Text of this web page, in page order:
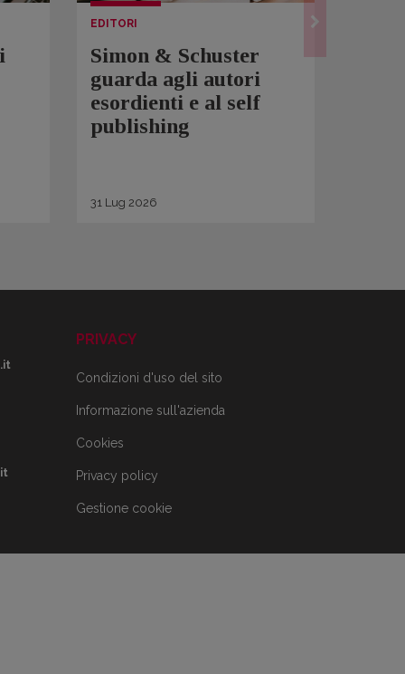
EDITORI
Simon & Schuster
guarda agli autori
esordienti e al self
publishing
31 Lug 2026
PRIVACY
Condizioni d'uso del sito
Informazione sull'azienda
Cookies
Privacy policy
Gestione cookie